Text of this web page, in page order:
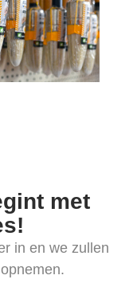
met
in en we zullen